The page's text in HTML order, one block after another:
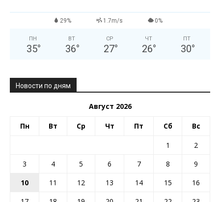
29% 1.7m/s 0%
ПН
35°
ВТ
36°
СР
27°
ЧТ
26°
ПТ
30°
Новости по дням
Август 2026
Пн Вт Ср Чт Пт Сб Вс
1
2
3
4 5 6 7 8
9
10
11 12 13 14 15
16